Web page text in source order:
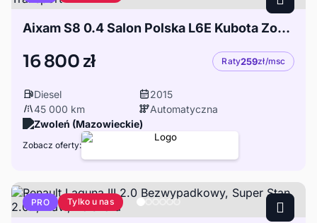
Aixam S8 0.4 Salon Polska L6E Kubota Zobacz Transport
16 800 zł Raty259zł/msc
Diesel
2015
45 000 km
Automatyczna
Zwoleń (Mazowieckie)
Zobacz oferty:
PRO Tylko u nas